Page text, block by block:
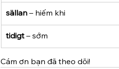
sällan – hiếm khi
tidigt – sớm
Cám ơn bạn đã theo dõi!